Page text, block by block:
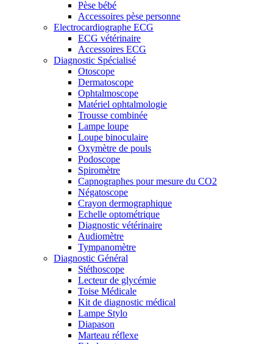
Pèse bébé
Accessoires pèse personne
Electrocardiographe ECG
ECG vétérinaire
Accessoires ECG
Diagnostic Spécialisé
Otoscope
Dermatoscope
Ophtalmoscope
Matériel ophtalmologie
Trousse combinée
Lampe loupe
Loupe binoculaire
Oxymètre de pouls
Podoscope
Spiromètre
Capnographes pour mesure du CO2
Négatoscope
Crayon dermographique
Echelle optométrique
Diagnostic vétérinaire
Audiomètre
Tympanomètre
Diagnostic Général
Stéthoscope
Lecteur de glycémie
Toise Médicale
Kit de diagnostic médical
Lampe Stylo
Diapason
Marteau réflexe